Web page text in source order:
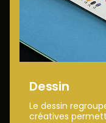
Dessin
Le dessin
créatives